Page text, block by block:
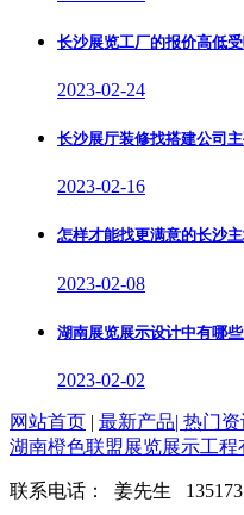
长沙展览工厂的报价高低
2023-02-24
长沙展厅装修找搭建公司
2023-02-16
怎样才能找更满意的长沙
2023-02-08
湖南展览展示设计中有哪
2023-02-02
网站首页 | 最新产品| 热门资
湖南橙色联盟展览展示工程
联系电话： 姜先生